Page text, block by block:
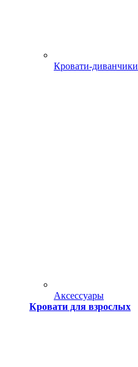
Кровати-диванчики
Аксессуары
Кровати для взрослых